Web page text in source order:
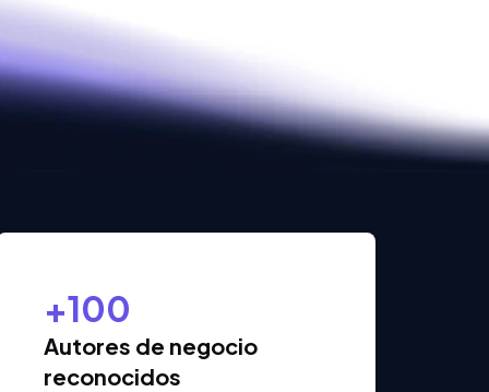
+100
Autores de negocio
reconocidos